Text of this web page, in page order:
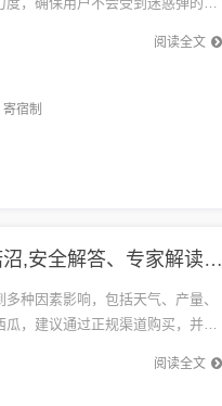
让用户在购票和出行过程中...
阅读全文
寄宿制
昌乐西瓜最新价格和远离虚假承诺沼,安全解答、专家解读解释与落实​
种因素影响，包括天气、产量、
，建议通过正规渠道购买，并留
承诺，选择有信誉的商家和可
阅读全文